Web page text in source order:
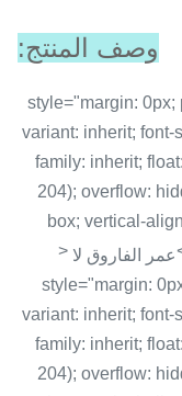
وصف المنتج:
< style="margin:
variant: inherit; font-
family: inherit;
204); overflow:
box; vertical-
عمر الفاروق لا <
style="margin:
variant: inherit; font-
family: inherit;
204); overflow: